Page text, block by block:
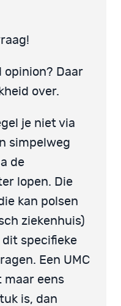
opinion? Daar
over.
je niet via
simpelweg
de
lopen. Die
kan polsen
ziekenhuis)
specifieke
Een UMC
maar eens
is, dan